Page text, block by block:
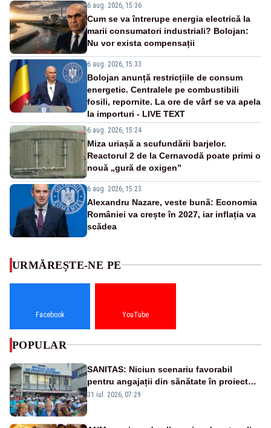
6 aug. 2026, 15:36
Cum se va întrerupe energia electrică la
marii consumatori industriali? Bolojan:
Nu vor exista compensații
6 aug. 2026, 15:33
Bolojan anunță restricțiile de consum
energetic. Centralele pe combustibili
fosili, repornite. La ore de vârf se va apela
la importuri - LIVE TEXT
6 aug. 2026, 15:24
Miza uriașă a scufundării barjelor.
Reactorul 2 de la Cernavodă poate primi o
nouă „gură de oxigen”
6 aug. 2026, 15:23
Alexandru Nazare, veste bună: Economia
României va crește în 2027, iar inflația va
scădea
URMĂREȘTE-NE PE
Facebook YouTube
POPULAR
SANITAS: Niciun scenariu favorabil
pentru angajații din sănătate în proiectul
Legii salarizării
31 iul. 2026, 07:29